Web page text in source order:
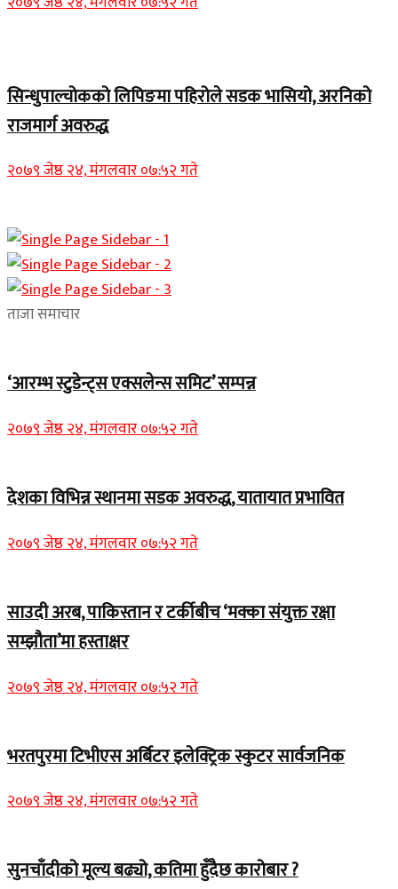
सिन्धुपाल्चोकको लिपिङमा पहिरोले सडक भासियो, अरनिको
राजमार्ग अवरुद्ध
२०७९ जेष्ठ २४, मंगलवार ०७:५२ गते
ताजा समाचार
‘आरम्भ स्टुडेन्ट्स एक्सलेन्स समिट’ सम्पन्न
२०७९ जेष्ठ २४, मंगलवार ०७:५२ गते
देशका विभिन्न स्थानमा सडक अवरुद्ध, यातायात प्रभावित
२०७९ जेष्ठ २४, मंगलवार ०७:५२ गते
साउदी अरब, पाकिस्तान र टर्कीबीच ‘मक्का संयुक्त रक्षा
सम्झौता’मा हस्ताक्षर
२०७९ जेष्ठ २४, मंगलवार ०७:५२ गते
भरतपुरमा टिभीएस अर्बिटर इलेक्ट्रिक स्कुटर सार्वजनिक
२०७९ जेष्ठ २४, मंगलवार ०७:५२ गते
सुनचाँदीको मूल्य बढ्यो, कतिमा हुँदैछ कारोबार ?